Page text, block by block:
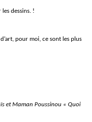
dessins. !
pour moi, ce sont les plus
et Maman Poussinou « Quoi